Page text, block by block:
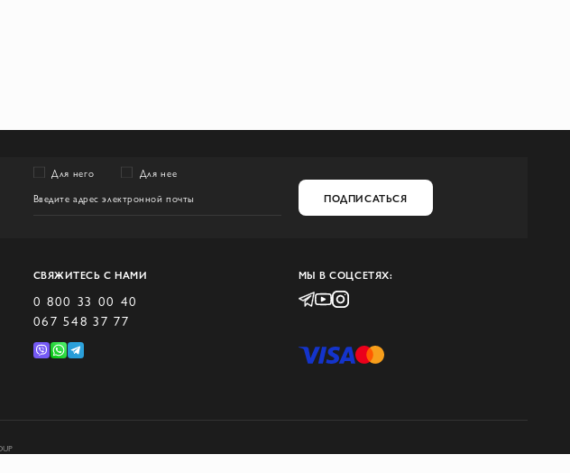
Для него
Для нее
ПОДПИСАТЬСЯ
СВЯЖИТЕСЬ С НАМИ
0 800 33 00 40
067 548 37 77
МЫ В СОЦСЕТЯХ: